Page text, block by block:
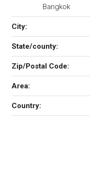
Bangkok
City:
State/county:
Zip/Postal Code:
Area:
Country: